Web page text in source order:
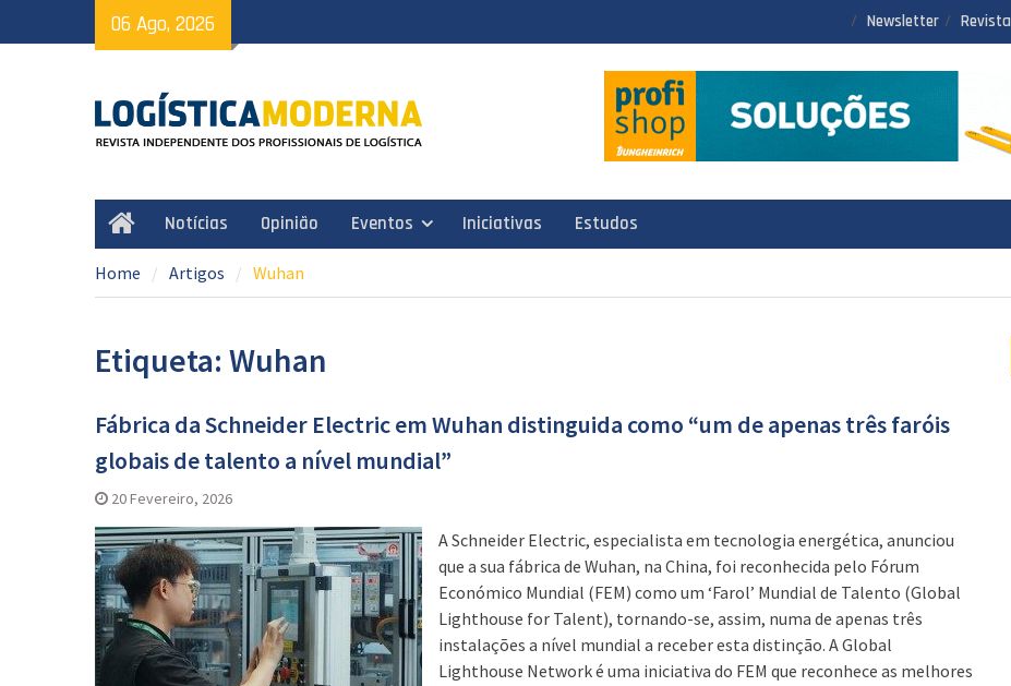
to
06 Ago, 2026 Newsletter Revista
HomeNotícias Opinião Eventos Iniciativas Estudos
Home Artigos Wuhan
Etiqueta: Wuhan
Fábrica da Schneider Electric em Wuhan distinguida como “um de apenas três faróis
globais de talento a nível mundial”
20 Fevereiro, 2026
A Schneider Electric, especialista em tecnologia energética, anunciou
que a sua fábrica de Wuhan, na China, foi reconhecida pelo Fórum
Económico Mundial (FEM) como um ‘Farol’ Mundial de Talento (Global
Lighthouse for Talent), tornando-se, assim, numa de apenas três
instalações a nível mundial a receber esta distinção. A Global
Lighthouse Network é uma iniciativa do FEM que reconhece as melhores